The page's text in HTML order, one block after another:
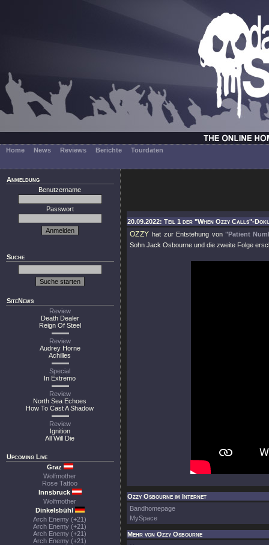
Home News Reviews Berichte Tourdaten
Anmeldung
Benutzername
Passwort
Suche
SiteNews
Review
Death Dealer
Reign Of Steel
Review
Audrey Horne
Achilles
Special
In Extremo
Review
North Sea Echoes
How To Cast A Shadow
Review
Ignition
All Will Die
Upcoming Live
Graz
Wolfmother
Rose Tattoo
Innsbruck
Wolfmother
Dinkelsbühl
Arch Enemy (+21)
Arch Enemy (+21)
Arch Enemy (+21)
Arch Enemy (+21)
20.09.2022: Teil 1 der "When Ozzy Calls"-
OZZY hat zur Entstehung von "Patient
Sohn Jack Osbourne und die zweite Folge
Ozzy Osbourne im Internet
Bandhomepage
MySpace
Mehr von Ozzy Osbourne